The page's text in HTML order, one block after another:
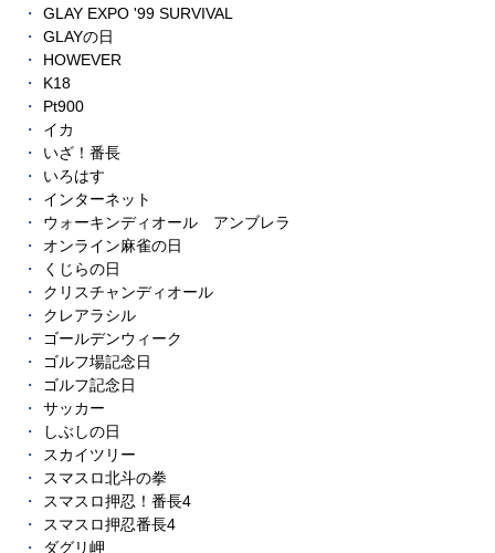
GLAY EXPO '99 SURVIVAL
GLAYの日
HOWEVER
K18
Pt900
イカ
いざ！番長
いろはす
インターネット
ウォーキンディオール アンブレラ
オンライン麻雀の日
くじらの日
クリスチャンディオール
クレアラシル
ゴールデンウィーク
ゴルフ場記念日
ゴルフ記念日
サッカー
しぶしの日
スカイツリー
スマスロ北斗の拳
スマスロ押忍！番長4
スマスロ押忍番長4
ダグリ岬